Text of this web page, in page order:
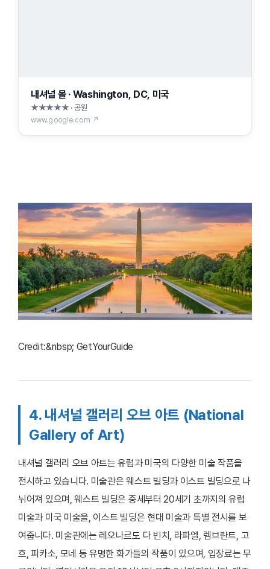
내셔널 몰 · Washington, DC, 미국
★★★★★ · 공원
www.google.com ↗
Credit:&nbsp; GetYourGuide
4. 내셔널 갤러리 오브 아트 (National
Gallery of Art)
내셔널 갤러리 오브 아트는 유럽과 미국의 다양한 미술 작품을
전시하고 있습니다. 미술관은 웨스트 빌딩과 이스트 빌딩으로 나
뉘어져 있으며, 웨스트 빌딩은 중세부터 20세기 초까지의 유럽
미술과 미국 미술을, 이스트 빌딩은 현대 미술과 특별 전시를 보
여줍니다. 미술관에는 레오나르도 다 빈치, 라파엘, 렘브란트, 고
흐, 피카소, 모네 등 유명한 화가들의 작품이 있으며, 입장료는 무